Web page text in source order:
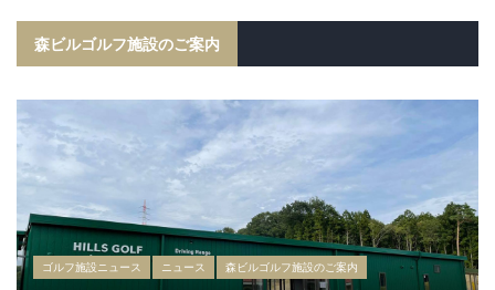
森ビルゴルフ施設のご案内
ゴルフ施設ニュース ニュース 森ビルゴルフ施設のご案内